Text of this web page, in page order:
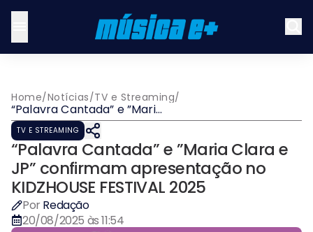
Home/Notícias/TV e Streaming/
“Palavra Cantada” e ”Maria
Clara e JP” confirmam
apresentação no
KIDZHOUSE FESTIVAL 2025
TV E STREAMING
“Palavra Cantada” e ”Maria Clara e
JP” confirmam apresentação no
KIDZHOUSE FESTIVAL 2025
Por Redação
20/08/2025 às 11:54